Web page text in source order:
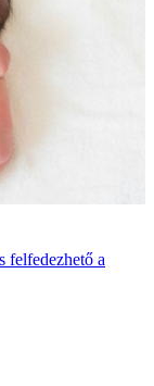
felfedezhető a